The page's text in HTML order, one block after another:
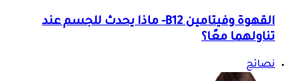
القهوة وفيتامين B12- ماذا يحدث للجسم عند
تناولهما معًا؟
نصائح